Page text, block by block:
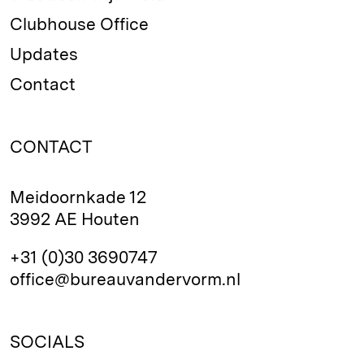
Clubhouse Office
Updates
Contact
CONTACT
Meidoornkade 12
3992 AE Houten
+31 (0)30 3690747
office@bureauvandervorm.nl
SOCIALS